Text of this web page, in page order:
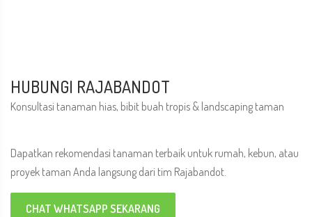
HUBUNGI RAJABANDOT
Konsultasi tanaman hias, bibit buah tropis & landscaping taman
Dapatkan rekomendasi tanaman terbaik untuk rumah, kebun, atau
proyek taman Anda langsung dari tim Rajabandot.
CHAT WHATSAPP SEKARANG